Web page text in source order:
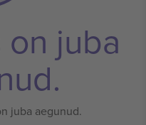
juba
juba aegunud.